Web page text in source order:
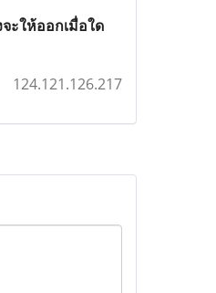
ะให้ออกเมื่อใด
124.121.126.217